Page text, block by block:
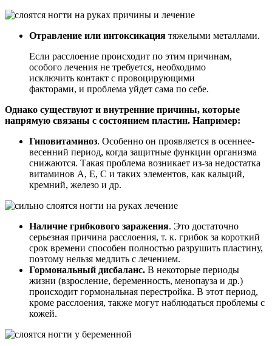
Отравление или интоксикация тяжелыми металлами.
Если расслоение происходит по этим причинам,
особого лечения не требуется, необходимо
исключить контакт с провоцирующими
факторами, и проблема уйдет сама по себе.
Однако существуют и внутренние причины, которые
напрямую связаны с состоянием пластин. Например:
Гиповитаминоз. Особенно он проявляется в осеннее-
весенний период, когда защитные функции организма
снижаются. Такая проблема возникает из-за недостатка
витаминов А, Е, С и таких элементов, как кальций,
кремний, железо и др.
Наличие грибкового заражения. Это достаточно
серьезная причина расслоения, т. к. грибок за короткий
срок времени способен полностью разрушить пластину,
поэтому нельзя медлить с лечением.
Гормональный дисбаланс. В некоторые периоды
жизни (взросление, беременность, менопауза и др.)
происходит гормональная перестройка. В этот период,
кроме расслоения, также могут наблюдаться проблемы с
кожей.